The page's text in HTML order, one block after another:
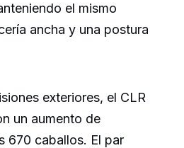
el mismo
ancha y una postura
exteriores, el CLR
un aumento de
670 caballos. El par